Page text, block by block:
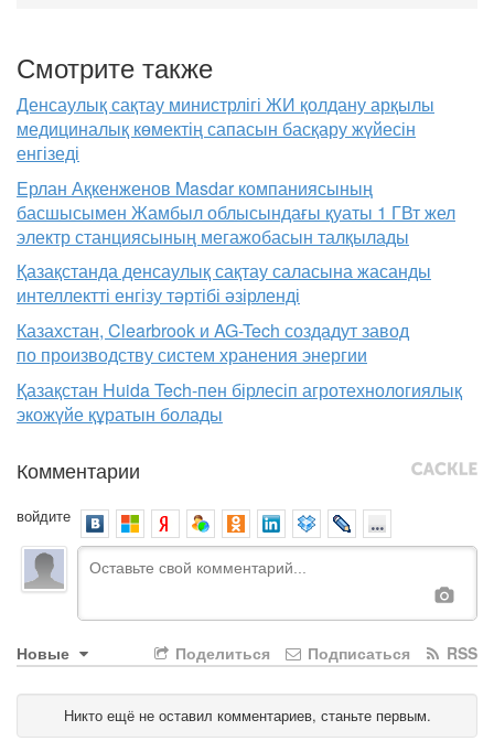
Смотрите также
Денсаулық сақтау министрлігі ЖИ қолдану арқылы
медициналық көмектің сапасын басқару жүйесін
енгізеді
Ерлан Ақкенженов Masdar компаниясының
басшысымен Жамбыл облысындағы қуаты 1 ГВт жел
электр станциясының мегажобасын талқылады
Қазақстанда денсаулық сақтау саласына жасанды
интеллектті енгізу тәртібі әзірленді
Казахстан, Clearbrook и AG-Tech создадут завод
по производству систем хранения энергии
Қазақстан Huida Tech-пен бірлесіп агротехнологиялық
экожүйе құратын болады
Комментарии
войдите
Новые RSS
Подписаться
Поделиться
Никто ещё не оставил комментариев, станьте первым.